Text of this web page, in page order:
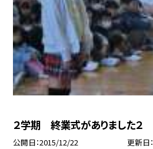
２学期 終業式がありました２
公開日 2015/12/22 更新日